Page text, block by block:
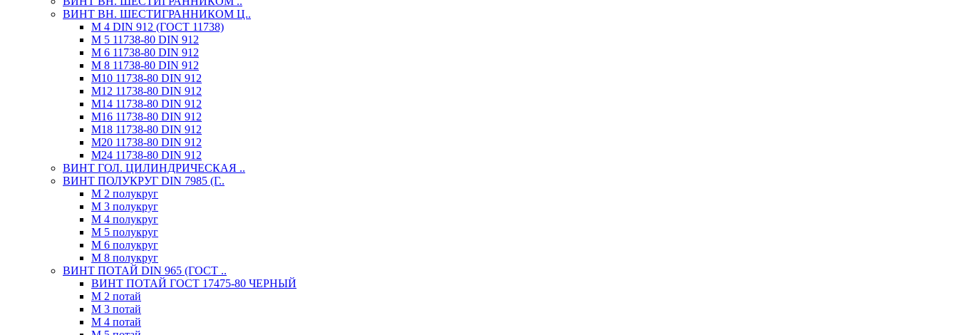
ВИНТ ВН. ШЕСТИГРАННИКОМ Ц..
М 4 DIN 912 (ГОСТ 11738)
М 5 11738-80 DIN 912
М 6 11738-80 DIN 912
М 8 11738-80 DIN 912
М10 11738-80 DIN 912
М12 11738-80 DIN 912
М14 11738-80 DIN 912
М16 11738-80 DIN 912
М18 11738-80 DIN 912
М20 11738-80 DIN 912
М24 11738-80 DIN 912
ВИНТ ГОЛ. ЦИЛИНДРИЧЕСКАЯ ..
ВИНТ ПОЛУКРУГ DIN 7985 (Г..
М 2 полукруг
М 3 полукруг
М 4 полукруг
М 5 полукруг
М 6 полукруг
М 8 полукруг
ВИНТ ПОТАЙ DIN 965 (ГОСТ ..
ВИНТ ПОТАЙ ГОСТ 17475-80 ЧЕРНЫЙ
М 2 потай
М 3 потай
М 4 потай